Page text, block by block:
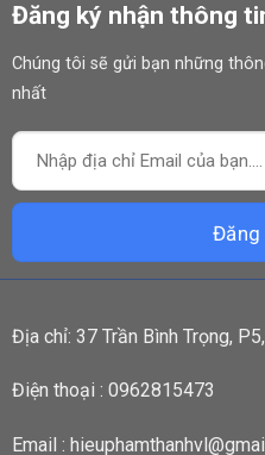
Đăng ký nhận thông
Chúng tôi sẽ gửi bạn những
nhất
Địa chỉ: 37 Trần Bình Trọng,
Điện thoại : 0962815473
Email :